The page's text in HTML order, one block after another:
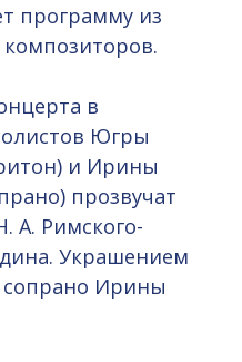
программу из
в
Югры
и Ирины
прозвучат
А. Римского-
Украшением
сопрано Ирины